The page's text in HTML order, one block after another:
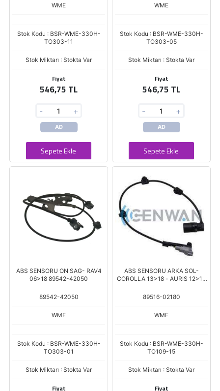
WME
Stok Kodu : BSR-WME-330H-
TO303-11
Stok Miktarı : Stokta Var
Fiyat
546,75 TL
- +
AD
Sepete Ekle
WME
Stok Kodu : BSR-WME-330H-
TO303-05
Stok Miktarı : Stokta Var
Fiyat
546,75 TL
- +
AD
Sepete Ekle
ABS SENSORU ON SAG- RAV4
06>18 89542-42050
89542-42050
WME
Stok Kodu : BSR-WME-330H-
TO303-01
Stok Miktarı : Stokta Var
Fiyat
ABS SENSORU ARKA SOL-
COROLLA 13>18 - AURIS 12>18
89516-02180
WME
Stok Kodu : BSR-WME-330H-
TO109-15
Stok Miktarı : Stokta Var
Fiyat